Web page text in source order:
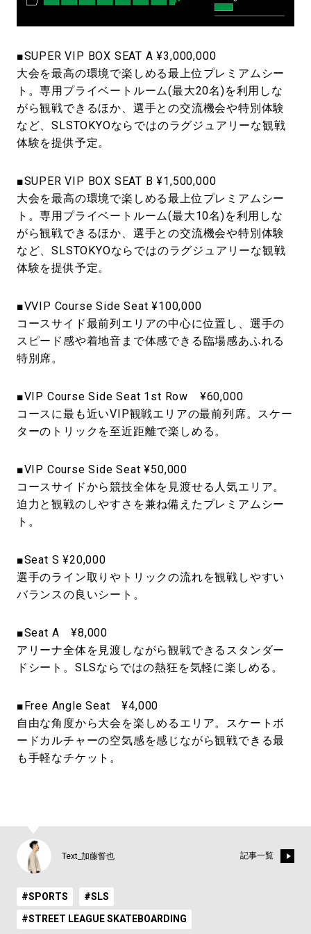
■SUPER VIP BOX SEAT A ¥3,000,000
大会を最高の環境で楽しめる最上位プレミアムシー
ト。専用プライベートルーム(最大20名)を利用しな
がら観戦できるほか、選手との交流機会や特別体験
など、SLSTOKYOならではのラグジュアリーな観戦
体験を提供予定。
■SUPER VIP BOX SEAT B ¥1,500,000
大会を最高の環境で楽しめる最上位プレミアムシー
ト。専用プライベートルーム(最大10名)を利用しな
がら観戦できるほか、選手との交流機会や特別体験
など、SLSTOKYOならではのラグジュアリーな観戦
体験を提供予定。
■VVIP Course Side Seat ¥100,000
コースサイド最前列エリアの中心に位置し、選手の
スピード感や着地音まで体感できる臨場感あふれる
特別席。
■VIP Course Side Seat 1st Row ¥60,000
コースに最も近いVIP観戦エリアの最前列席。スケー
ターのトリックを至近距離で楽しめる。
■VIP Course Side Seat ¥50,000
コースサイドから競技全体を見渡せる人気エリア。
迫力と観戦のしやすさを兼ね備えたプレミアムシー
ト。
■Seat S ¥20,000
選手のライン取りやトリックの流れを観戦しやすい
バランスの良いシート。
■Seat A ¥8,000
アリーナ全体を見渡しながら観戦できるスタンダー
ドシート。SLSならではの熱狂を気軽に楽しめる。
■Free Angle Seat ¥4,000
自由な角度から大会を楽しめるエリア。スケートボ
ードカルチャーの空気感を感じながら観戦できる最
も手軽なチケット。
Text_加藤誓也 記事一覧
#SPORTS #SLS
#STREET LEAGUE SKATEBOARDING